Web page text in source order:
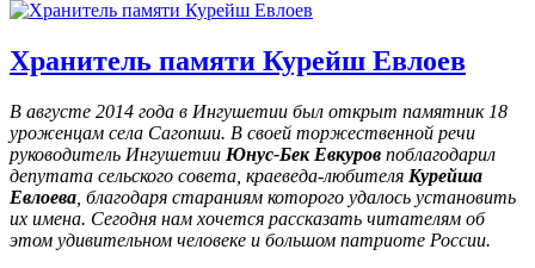
Хранитель памяти Курейш Евлоев
В августе 2014 года в Ингушетии был открыт памятник 18
уроженцам села Сагопши. В своей торжественной речи
руководитель Ингушетии Юнус-Бек Евкуров поблагодарил
депутата сельского совета, краеведа-любителя Курейша
Евлоева , благодаря стараниям которого удалось установить
их имена. Сегодня нам хочется рассказать читателям об
этом удивительном человеке и большом патриоте России.